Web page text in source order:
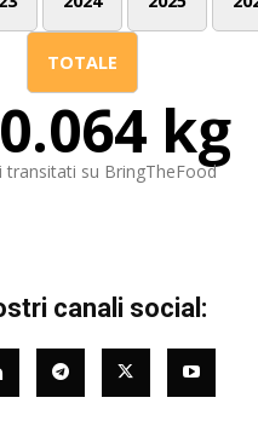
TOTALE
kg
transitati su BringTheFood
canali social: